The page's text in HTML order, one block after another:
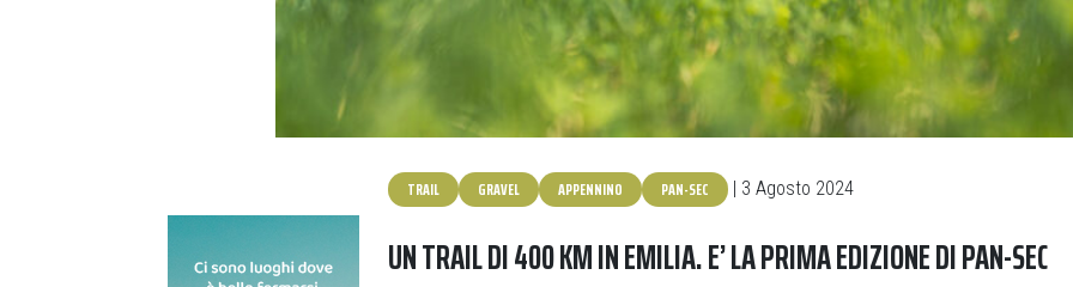
TRAIL GRAVEL APPENNINO PAN-SEC | 3 Agosto 2024
UN TRAIL DI 400 KM IN EMILIA. E’ LA PRIMA EDIZIONE DI PAN-SEC